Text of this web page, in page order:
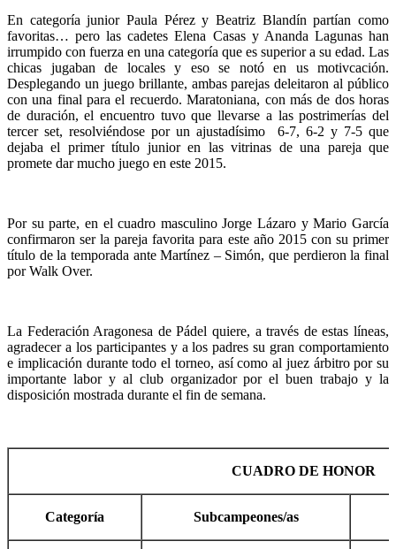
En categoría junior Paula Pérez y Beatriz Blandín partían como
favoritas… pero las cadetes Elena Casas y Ananda Lagunas han
irrumpido con fuerza en una categoría que es superior a su edad. Las
chicas jugaban de locales y eso se notó en us motivcación.
Desplegando un juego brillante, ambas parejas deleitaron al público
con una final para el recuerdo. Maratoniana, con más de dos horas
de duración, el encuentro tuvo que llevarse a las postrimerías del
tercer set, resolviéndose por un ajustadísimo 6-7, 6-2 y 7-5 que
dejaba el primer título junior en las vitrinas de una pareja que
promete dar mucho juego en este 2015.
Por su parte, en el cuadro masculino Jorge Lázaro y Mario García
confirmaron ser la pareja favorita para este año 2015 con su primer
título de la temporada ante Martínez – Simón, que perdieron la final
por Walk Over.
La Federación Aragonesa de Pádel quiere, a través de estas líneas,
agradecer a los participantes y a los padres su gran comportamiento
e implicación durante todo el torneo, así como al juez árbitro por su
importante labor y al club organizador por el buen trabajo y la
disposición mostrada durante el fin de semana.
CUADRO DE HONOR
Categoría Subcampeones/as